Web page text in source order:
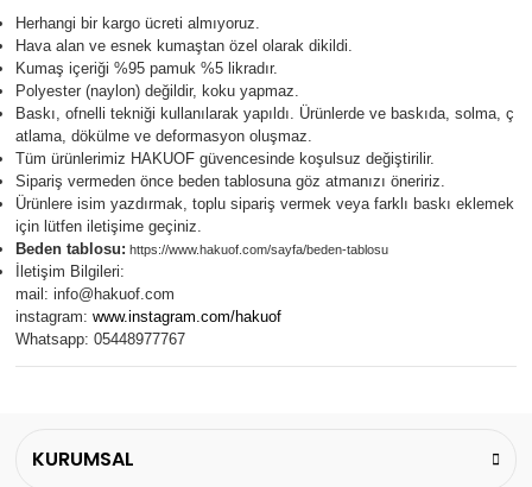
Herhangi bir kargo ücreti almıyoruz.
Hava alan ve esnek kumaştan özel olarak dikildi.
Kumaş içeriği %95 pamuk %5 likradır.
Polyester (naylon) değildir, koku yapmaz.
Baskı, ofnelli tekniği kullanılarak yapıldı. Ürünlerde ve baskıda, solma, ç
atlama, dökülme ve deformasyon oluşmaz.
Tüm ürünlerimiz HAKUOF güvencesinde koşulsuz değiştirilir.
Sipariş vermeden önce beden tablosuna göz atmanızı öneririz.
Ürünlere isim yazdırmak, toplu sipariş vermek veya farklı baskı eklemek
için lütfen iletişime geçiniz.
Beden tablosu: https://www.hakuof.com/sayfa/beden-tablosu
İletişim Bilgileri:
mail: info@hakuof.com
instagram: www.instagram.com/hakuof
Whatsapp: 05448977767
KURUMSAL